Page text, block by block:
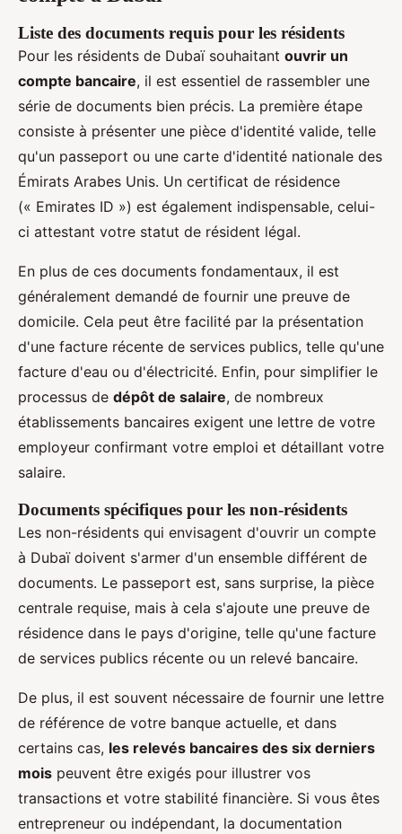
Liste des documents requis pour les résidents
Pour les résidents de Dubaï souhaitant ouvrir un
compte bancaire, il est essentiel de rassembler une
série de documents bien précis. La première étape
consiste à présenter une pièce d'identité valide, telle
qu'un passeport ou une carte d'identité nationale des
Émirats Arabes Unis. Un certificat de résidence
(« Emirates ID ») est également indispensable, celui-
ci attestant votre statut de résident légal.
En plus de ces documents fondamentaux, il est
généralement demandé de fournir une preuve de
domicile. Cela peut être facilité par la présentation
d'une facture récente de services publics, telle qu'une
facture d'eau ou d'électricité. Enfin, pour simplifier le
processus de dépôt de salaire, de nombreux
établissements bancaires exigent une lettre de votre
employeur confirmant votre emploi et détaillant votre
salaire.
Documents spécifiques pour les non-résidents
Les non-résidents qui envisagent d'ouvrir un compte
à Dubaï doivent s'armer d'un ensemble différent de
documents. Le passeport est, sans surprise, la pièce
centrale requise, mais à cela s'ajoute une preuve de
résidence dans le pays d'origine, telle qu'une facture
de services publics récente ou un relevé bancaire.
De plus, il est souvent nécessaire de fournir une lettre
de référence de votre banque actuelle, et dans
certains cas, les relevés bancaires des six derniers
mois peuvent être exigés pour illustrer vos
transactions et votre stabilité financière. Si vous êtes
entrepreneur ou indépendant, la documentation